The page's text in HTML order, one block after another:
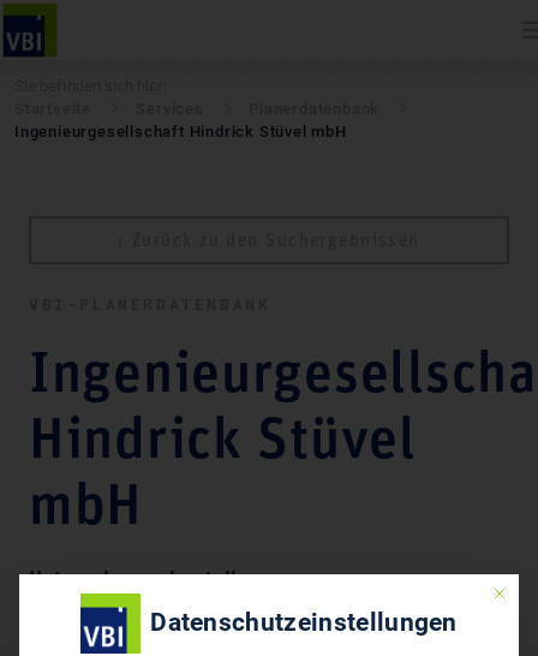
Ingenieurgesellschaft Hindrick Stüvel mbH
Hindrick Stüvel
mbH
Unternehmensdarstellung Mit
Datenschutzeinstellungen